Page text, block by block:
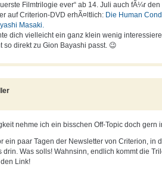
Filmtrilogie ever“ ab 14. Juli auch fÃ¼r den
auf Criterion-DVD erhÃ¤ltlich: Die Human
Masaki.
dich vielleicht ein ganz klein wenig
so direkt zu Gion Bayashi passt. 😉
nehme ich ein bisschen Off-Topic doch gern
ein paar Tagen der Newsletter von Criterion, in
drin. Was solls! Wahnsinn, endlich kommt die
Link!